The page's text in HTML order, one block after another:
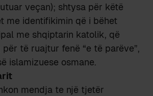
veçan); shtysa për këtë
me identifikimin që i bëhet
me shqiptarin katolik, që
të ruajtur fenë “e të parëve”,
islamizuese osmane.
mendja te një tjetër